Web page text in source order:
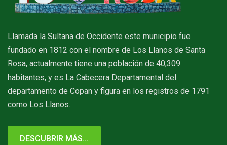
Llamada la Sultana de Occidente este municipio fue
fundado en 1812 con el nombre de Los Llanos de Santa
Rosa, actualmente tiene una población de 40,309
habitantes, y es La Cabecera Departamental del
departamento de Copan y figura en los registros de 1791
como Los Llanos.
DESCUBRIR MÁS...